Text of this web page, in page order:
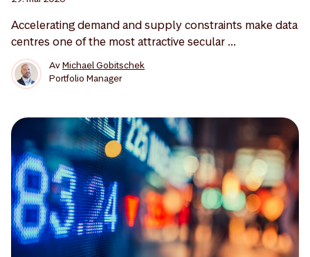
Accelerating demand and supply constraints make data
centres one of the most attractive secular ...
AvMichael Gobitschek
Portfolio Manager